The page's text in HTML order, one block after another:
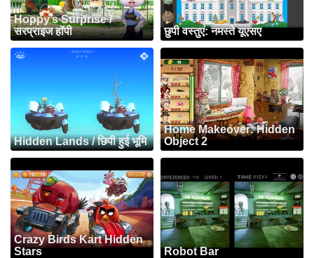
Hoppy’s Surprise /
सरप्राइज हॉपी
छुपी वस्तुएं: नमस्ते यूएसए
Hidden Lands / छिपी हुई भूमि
Home Makeover: Hidden
Object 2
Crazy Birds Kart Hidden
Stars
Robot Bar